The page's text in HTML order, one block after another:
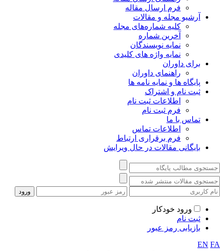
فرم ارسال مقاله
آرشیو مجله و مقالات
کلیه شماره‌های مجله
آخرین شماره
نمایه نویسندگان
نمایه واژه های کلیدی
برای داوران
راهنمای داوران
پایگاه ها و نمایه نامه ها
ثبت نام و اشتراک
اطلاعات ثبت نام
فرم ثبت نام
تماس با ما
اطلاعات تماس
فرم برقراری ارتباط
بایگانی مقالات در حال ویرایش
ورود خودکار
ثبت نام
بازیابی رمز عبور
EN